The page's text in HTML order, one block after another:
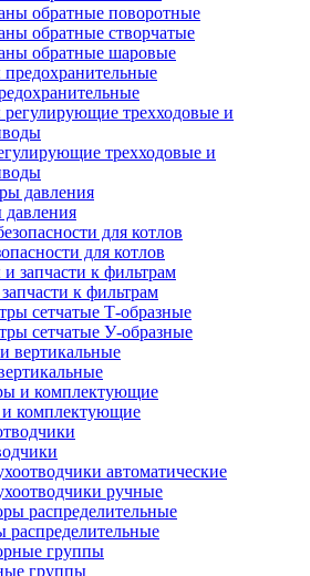
обратные поворотные
обратные створчатые
обратные шаровые
трехходовые и
давления
для котлов
к фильтрам
сетчатые Т-образные
сетчатые У-образные
комплектующие
автоматические
ручные
распределительные
группы